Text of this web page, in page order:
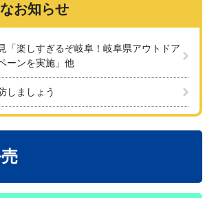
お知らせ
「楽しすぎるぞ岐阜！岐阜県アウトドア
ーンを実施」他
しましょう